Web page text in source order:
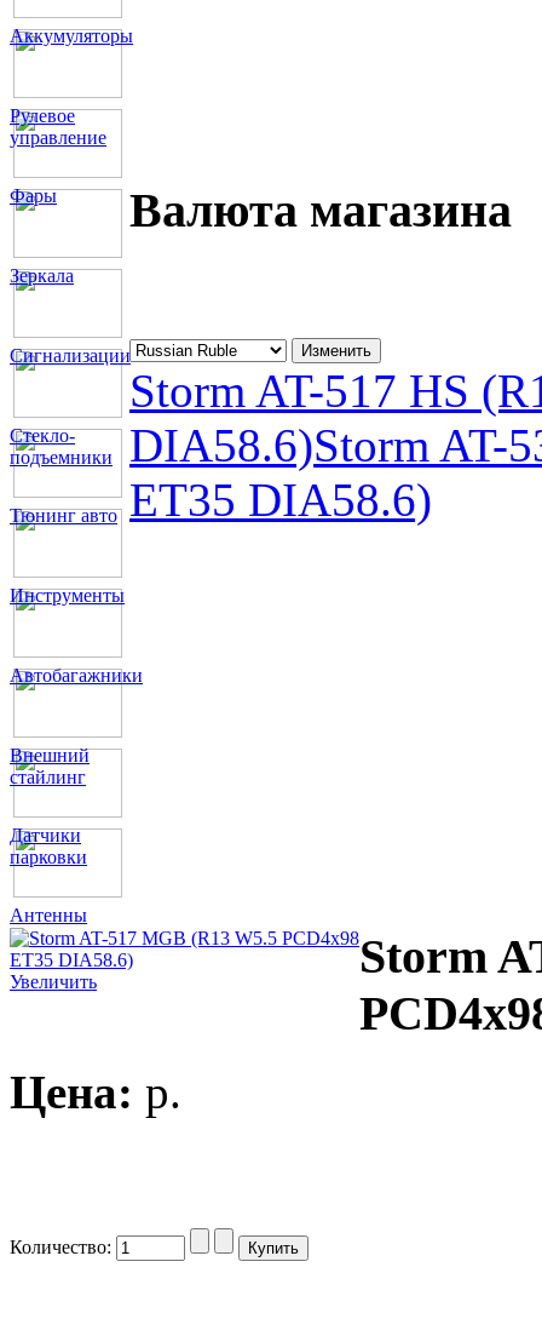
Аккумуляторы
Рулевое
управление
Фары
Зеркала
Сигнализации
Стекло-
подъемники
Тюнинг авто
Инструменты
Автобагажники
Внешний
стайлинг
Датчики
парковки
Антенны
Валюта магазина
Storm AT-517 HS
DIA58.6)Storm AT-
ET35 DIA58.6)
Увеличить
Storm
Цена: p.
Количество: